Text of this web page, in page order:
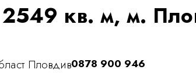
кв. м, м.
Пловдив0878 900 946